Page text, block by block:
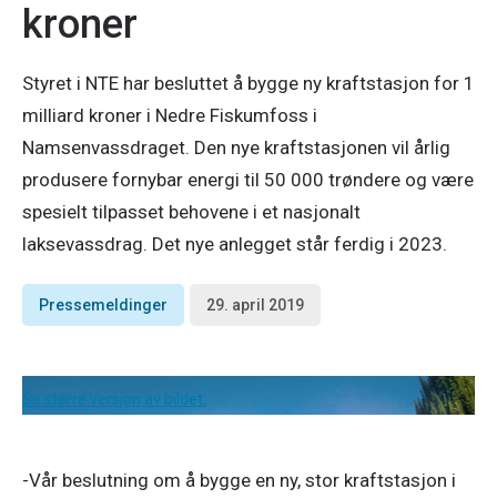
kroner
Styret i NTE har besluttet å bygge ny kraftstasjon for 1
milliard kroner i Nedre Fiskumfoss i
Namsenvassdraget. Den nye kraftstasjonen vil årlig
produsere fornybar energi til 50 000 trøndere og være
spesielt tilpasset behovene i et nasjonalt
laksevassdrag. Det nye anlegget står ferdig i 2023.
Pressemeldinger 29. april 2019
Se større versjon av bildet.
-Vår beslutning om å bygge en ny, stor kraftstasjon i